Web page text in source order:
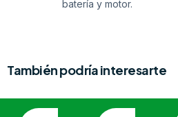
batería y motor.
También podría interesarte